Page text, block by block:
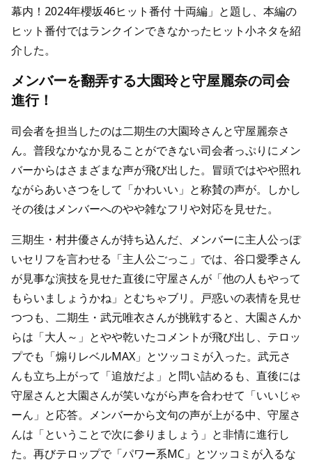
幕内！2024年櫻坂46ヒット番付 十両編」と題し、本編の
ヒット番付ではランクインできなかったヒット小ネタを紹
介した。
メンバーを翻弄する大園玲と守屋麗奈の司会
進行！
司会者を担当したのは二期生の大園玲さんと守屋麗奈さ
ん。普段なかなか見ることができない司会者っぷりにメン
バーからはさまざまな声が飛び出した。冒頭ではやや照れ
ながらあいさつをして「かわいい」と称賛の声が。しかし
その後はメンバーへのやや雑なフリや対応を見せた。
三期生・村井優さんが持ち込んだ、メンバーに主人公っぽ
いセリフを言わせる「主人公ごっこ」では、谷口愛季さん
が見事な演技を見せた直後に守屋さんが「他の人もやって
もらいましょうかね」とむちゃブリ。戸惑いの表情を見せ
つつも、二期生・武元唯衣さんが挑戦すると、大園さんか
らは「大人～」とやや乾いたコメントが飛び出し、テロッ
プでも「煽りレベルMAX」とツッコミが入った。武元さ
んも立ち上がって「追放だよ」と問い詰めるも、直後には
守屋さんと大園さんが笑いながら声を合わせて「いいじゃ
ーん」と応答。メンバーから文句の声が上がる中、守屋さ
んは「ということで次に参りましょう」と非情に進行し
た。再びテロップで「パワー系MC」とツッコミが入るな